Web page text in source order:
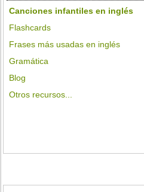
Canciones infantiles en inglés
Flashcards
Frases más usadas en inglés
Gramática
Blog
Otros recursos...